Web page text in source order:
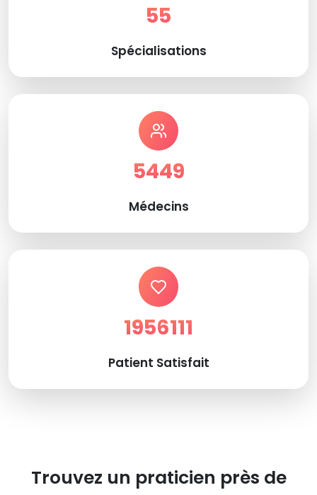
55
Spécialisations
5449
Médecins
1956111
Patient Satisfait
Trouvez un praticien près de